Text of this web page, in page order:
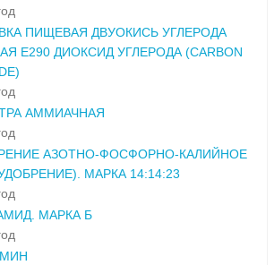
ПИЩЕВАЯ ДВУОКИСЬ УГЛЕРОДА
Е290 ДИОКСИД УГЛЕРОДА (CARBON
АММИАЧНАЯ
АЗОТНО-ФОСФОРНО-КАЛИЙНОЕ
МАРКА 14:14:23
МАРКА Б